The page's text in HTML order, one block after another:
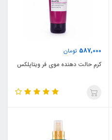
587,000 تومان
کرم حالت دهنده موی فر ویتاپلکس